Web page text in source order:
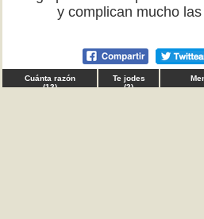
y complican mucho
Cuánta razón
(13)
Te jodes
(2)